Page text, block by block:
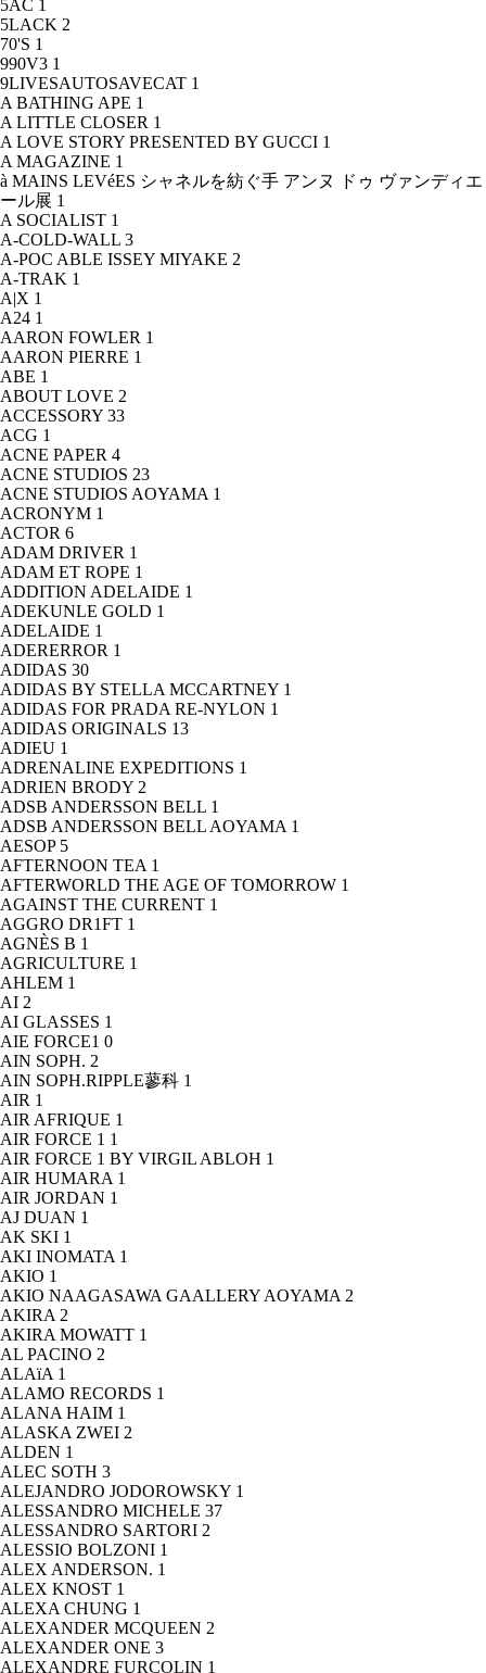
5AC 1
5LACK 2
70'S 1
990V3 1
9LIVESAUTOSAVECAT 1
A BATHING APE 1
A LITTLE CLOSER 1
A LOVE STORY PRESENTED BY GUCCI 1
A MAGAZINE 1
à MAINS LEVéES シャネルを紡ぐ手 アンヌ ドゥ ヴァンディエ
ール展 1
A SOCIALIST 1
A-COLD-WALL 3
A-POC ABLE ISSEY MIYAKE 2
A-TRAK 1
A|X 1
A24 1
AARON FOWLER 1
AARON PIERRE 1
ABE 1
ABOUT LOVE 2
ACCESSORY 33
ACG 1
ACNE PAPER 4
ACNE STUDIOS 23
ACNE STUDIOS AOYAMA 1
ACRONYM 1
ACTOR 6
ADAM DRIVER 1
ADAM ET ROPE 1
ADDITION ADELAIDE 1
ADEKUNLE GOLD 1
ADELAIDE 1
ADERERROR 1
ADIDAS 30
ADIDAS BY STELLA MCCARTNEY 1
ADIDAS FOR PRADA RE-NYLON 1
ADIDAS ORIGINALS 13
ADIEU 1
ADRENALINE EXPEDITIONS 1
ADRIEN BRODY 2
ADSB ANDERSSON BELL 1
ADSB ANDERSSON BELL AOYAMA 1
AESOP 5
AFTERNOON TEA 1
AFTERWORLD THE AGE OF TOMORROW 1
AGAINST THE CURRENT 1
AGGRO DR1FT 1
AGNÈS B 1
AGRICULTURE 1
AHLEM 1
AI 2
AI GLASSES 1
AIE FORCE1 0
AIN SOPH. 2
AIN SOPH.RIPPLE蓼科 1
AIR 1
AIR AFRIQUE 1
AIR FORCE 1 1
AIR FORCE 1 BY VIRGIL ABLOH 1
AIR HUMARA 1
AIR JORDAN 1
AJ DUAN 1
AK SKI 1
AKI INOMATA 1
AKIO 1
AKIO NAAGASAWA GAALLERY AOYAMA 2
AKIRA 2
AKIRA MOWATT 1
AL PACINO 2
ALAïA 1
ALAMO RECORDS 1
ALANA HAIM 1
ALASKA ZWEI 2
ALDEN 1
ALEC SOTH 3
ALEJANDRO JODOROWSKY 1
ALESSANDRO MICHELE 37
ALESSANDRO SARTORI 2
ALESSIO BOLZONI 1
ALEX ANDERSON. 1
ALEX KNOST 1
ALEXA CHUNG 1
ALEXANDER MCQUEEN 2
ALEXANDER ONE 3
ALEXANDRE FURCOLIN 1